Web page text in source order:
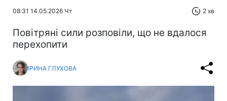
08:31 14.05.2026 Чт 2 хв
Повітряні сили розповіли, що не вдалося
перехопити
ІРИНА ГЛУХОВА